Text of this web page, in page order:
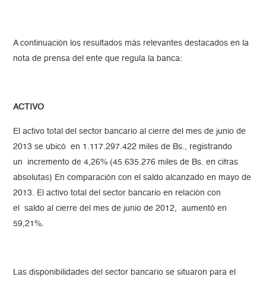
A continuación los resultados más relevantes destacados en la
nota de prensa del ente que regula la banca:
ACTIVO
El activo total del sector bancario al cierre del mes de junio de
2013 se ubicó en 1.117.297.422 miles de Bs., registrando
un incremento de 4,26% (45.635.276 miles de Bs. en cifras
absolutas) En comparación con el saldo alcanzado en mayo de
2013. El activo total del sector bancario en relación con
el saldo al cierre del mes de junio de 2012, aumentó en
59,21%.
Las disponibilidades del sector bancario se situaron para el